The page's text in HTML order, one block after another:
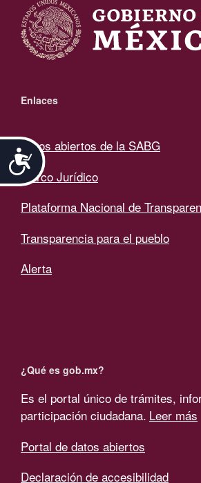
Accesibilidad
Enlaces
Datos abiertos de la SABG
Marco Jurídico
Plataforma Nacional de
Transparencia para el pueblo
Alerta
¿Qué es gob.mx?
Es el portal único de trámites,
participación ciudadana. Leer más
Portal de datos abiertos
Declaración de accesibilidad